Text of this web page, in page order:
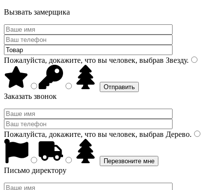
Вызвать замерщика
Пожалуйста, докажите, что вы человек, выбрав Звезду.
Заказать звонок
Пожалуйста, докажите, что вы человек, выбрав Дерево.
Письмо директору